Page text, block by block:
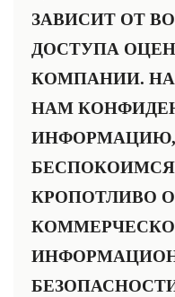
ЗАВИСИТ ОТ
ДОСТУПА
КОМПАНИИ.
НАМ
БЕСПОКОИМСЯ
КРОПОТЛИВО